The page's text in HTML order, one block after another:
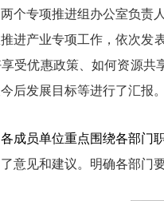
个专项推进组办公室负责
进产业专项工作，依次发
受优惠政策、如何资源共
后发展目标等进行了汇报。
成员单位重点围绕各部门
意见和建议。明确各部门